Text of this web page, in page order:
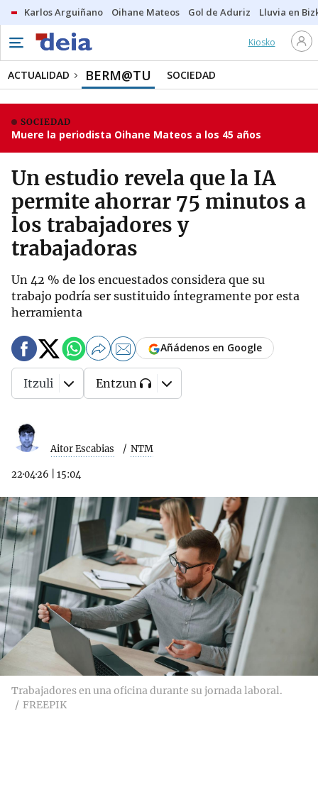
Karlos Arguiñano Oihane Mateos Gol de Aduriz Lluvia en
Kiosko
ACTUALIDAD BERM@TU SOCIEDAD
SOCIEDAD
Muere la periodista Oihane Mateos a los 45 años
Un estudio revela que la IA
permite ahorrar 75 minutos a
los trabajadores y
trabajadoras
Un 42 % de los encuestados considera que su
trabajo podría ser sustituido íntegramente por esta
herramienta
Aitor Escabias NTM
22·04·26 15:04
Añádenos en Google
Itzuli Entzun
Trabajadores en una oficina durante su jornada laboral.
FREEPIK